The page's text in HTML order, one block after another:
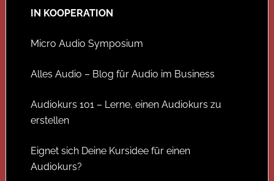
IN KOOPERATION
Micro Audio Symposium
Alles Audio – Blog für Audio im Business
Audiokurs 101 – Lerne, einen Audiokurs zu
erstellen
Eignet sich Deine Kursidee für einen
Audiokurs?